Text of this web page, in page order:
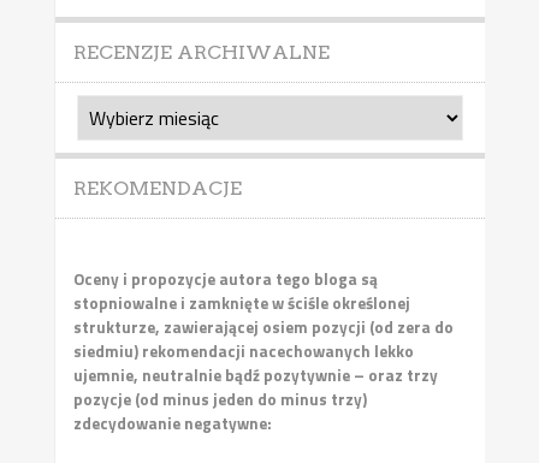
RECENZJE ARCHIWALNE
Recenzje
archiwalne
REKOMENDACJE
Oceny i propozycje autora tego bloga są
stopniowalne i zamknięte w ściśle określonej
strukturze, zawierającej osiem pozycji (od zera do
siedmiu) rekomendacji nacechowanych lekko
ujemnie, neutralnie bądź pozytywnie – oraz trzy
pozycje (od minus jeden do minus trzy)
zdecydowanie negatywne: